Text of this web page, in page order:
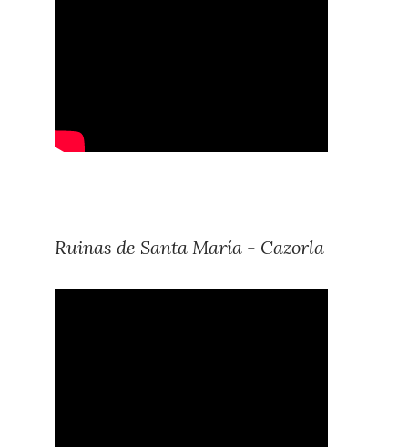
Ruinas de Santa María - Cazorla